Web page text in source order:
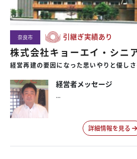
奈良市 引継ぎ実績あり
株式会社キョーエイ・シニ
経営再建の要因になった思いやりと優し
経営者メッセージ
...
詳細情報を見る